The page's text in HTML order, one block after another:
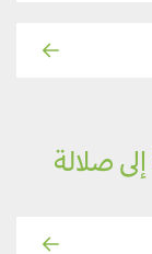
صلالة